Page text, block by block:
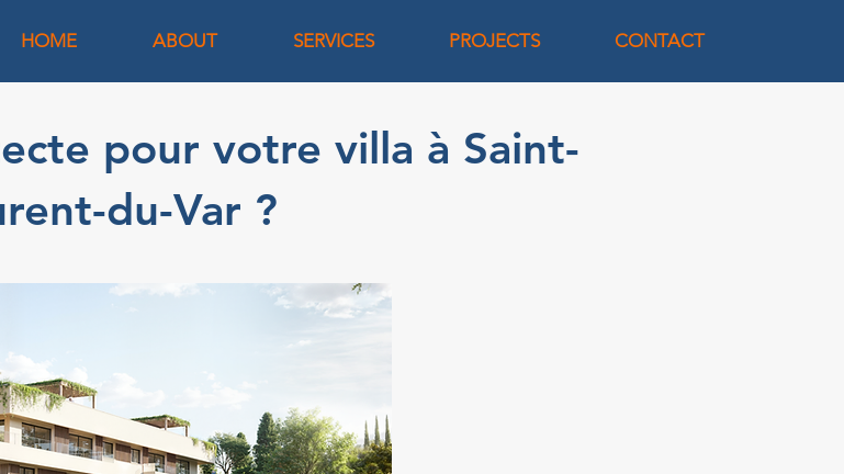
HOME ABOUT SERVICES PROJECTS CONTACT
pour votre villa à Saint-
du-Var ?